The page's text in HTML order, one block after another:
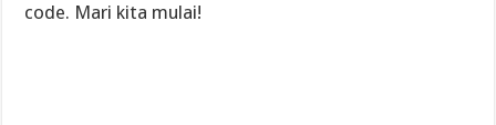
code. Mari kita mulai!